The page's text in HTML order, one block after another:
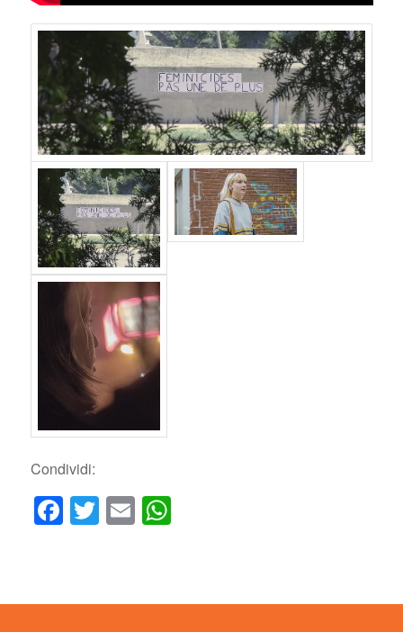
Condividi:
Facebook
Twitter
EmailWhatsApp